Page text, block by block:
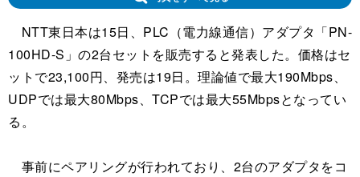
NTT東日本は15日、PLC（電力線通信）アダプタ「PN-
100HD-S」の2台セットを販売すると発表した。価格はセ
ットで23,100円、発売は19日。理論値で最大190Mbps、
UDPでは最大80Mbps、TCPでは最大55Mbpsとなってい
る。
事前にペアリングが行われており、2台のアダプタをコ